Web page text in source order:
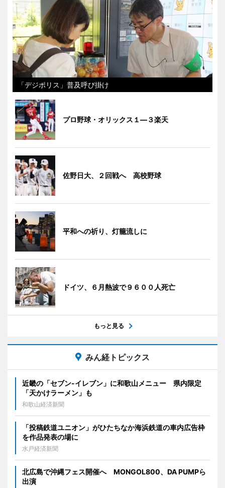
「デジポリス」普及呼び掛け
プロ野球・オリックス１―３楽天
佐野日大、２回戦へ 高校野球
平和への祈り、灯籠流しに
ドイツ、６月熱波で９６００人死亡
もっと見る
みん経トピックス
近畿の「セブン-イレブン」に和歌山メニュー 県内限定
「天かけラーメン」も
和歌山経済新聞
「投稿鉄道ユニオン」がひたちなか海浜鉄道の車内広告枠
を作品発表の場に
水戸経済新聞
北広島で沖縄フェス開催へ MONGOL800、DA PUMPら
出演